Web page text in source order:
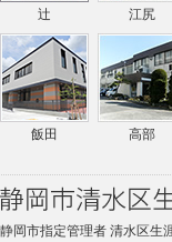
辻 江尻
飯田 高部
静岡市指定管理者 清水区生